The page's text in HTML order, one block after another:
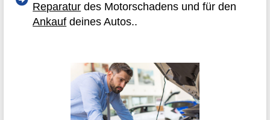
Reparatur des Motorschadens und für den
Ankauf deines Autos..